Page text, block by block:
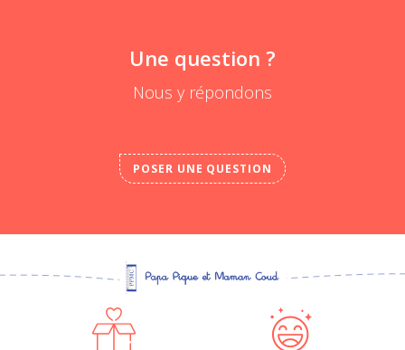
Une question ?
Nous y répondons
POSER UNE QUESTION